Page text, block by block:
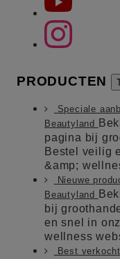
PRODUCTEN
Speciale
Beautyland
pagina bij
Bestel veilig
&amp;
Nieuwe
Beautyland
bij
en snel in
wellness
Best